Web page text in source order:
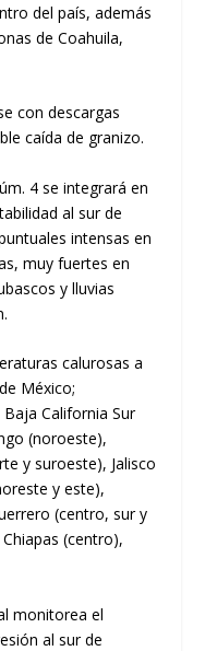
del país, además
de Coahuila,
con descargas
caída de granizo.
4 se integrará en
al sur de
intensas en
muy fuertes en
y lluvias
calurosas a
México;
California Sur
(noroeste),
y suroeste), Jalisco
y este),
(centro, sur y
(centro),
monitorea el
al sur de